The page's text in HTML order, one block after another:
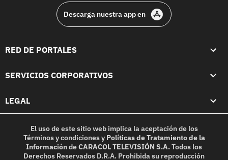
Descarga nuestra app en
RED DE PORTALES
SERVICIOS CORPORATIVOS
LEGAL
El uso de este sitio web implica la aceptación de los
Términos y condicionesy Políticas de Tratamiento de la
InformacióndeCARACOL TELEVISIÓN S.A.Todos los
Derechos Reservados D.R.A. Prohibida su reproducción